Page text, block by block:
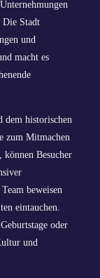
Die Stadt
und
macht es
dem historischen
zum Mitmachen
Besucher
Team beweisen
eintauchen.
oder
und